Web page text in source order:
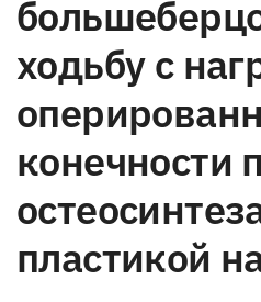
ходьбу с
конечности
пластикой